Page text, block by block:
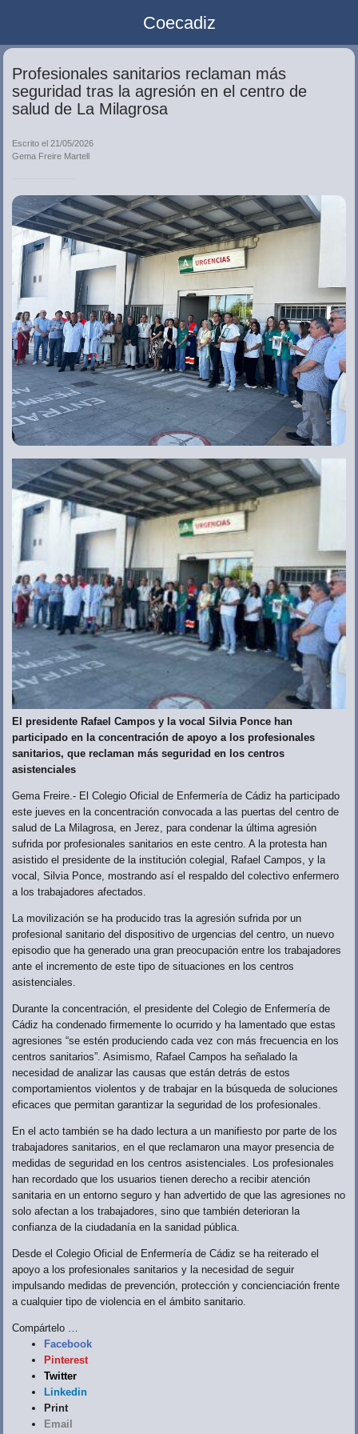
Coecadiz
Profesionales sanitarios reclaman más
seguridad tras la agresión en el centro de
salud de La Milagrosa
Escrito el 21/05/2026
Gema Freire Martell
El presidente Rafael Campos y la vocal Silvia Ponce han
participado en la concentración de apoyo a los profesionales
sanitarios, que reclaman más seguridad en los centros
asistenciales
Gema Freire.- El Colegio Oficial de Enfermería de Cádiz ha participado
este jueves en la concentración convocada a las puertas del centro de
salud de La Milagrosa, en Jerez, para condenar la última agresión
sufrida por profesionales sanitarios en este centro. A la protesta han
asistido el presidente de la institución colegial, Rafael Campos, y la
vocal, Silvia Ponce, mostrando así el respaldo del colectivo enfermero
a los trabajadores afectados.
La movilización se ha producido tras la agresión sufrida por un
profesional sanitario del dispositivo de urgencias del centro, un nuevo
episodio que ha generado una gran preocupación entre los trabajadores
ante el incremento de este tipo de situaciones en los centros
asistenciales.
Durante la concentración, el presidente del Colegio de Enfermería de
Cádiz ha condenado firmemente lo ocurrido y ha lamentado que estas
agresiones “se estén produciendo cada vez con más frecuencia en los
centros sanitarios”. Asimismo, Rafael Campos ha señalado la
necesidad de analizar las causas que están detrás de estos
comportamientos violentos y de trabajar en la búsqueda de soluciones
eficaces que permitan garantizar la seguridad de los profesionales.
En el acto también se ha dado lectura a un manifiesto por parte de los
trabajadores sanitarios, en el que reclamaron una mayor presencia de
medidas de seguridad en los centros asistenciales. Los profesionales
han recordado que los usuarios tienen derecho a recibir atención
sanitaria en un entorno seguro y han advertido de que las agresiones no
solo afectan a los trabajadores, sino que también deterioran la
confianza de la ciudadanía en la sanidad pública.
Desde el Colegio Oficial de Enfermería de Cádiz se ha reiterado el
apoyo a los profesionales sanitarios y la necesidad de seguir
impulsando medidas de prevención, protección y concienciación frente
a cualquier tipo de violencia en el ámbito sanitario.
Compártelo …
Facebook
Pinterest
Twitter
Linkedin
Print
Email